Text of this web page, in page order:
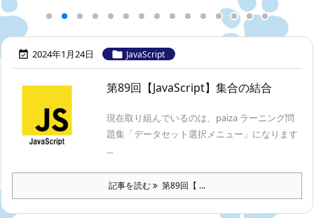
 2024年1月24日  JavaScript
第89回【JavaScript】集合の結合
現在取り組んでいるのは、paiza ラーニング問
題集「データセット選択メニュー」になります
...
記事を読む 第89回【 ...